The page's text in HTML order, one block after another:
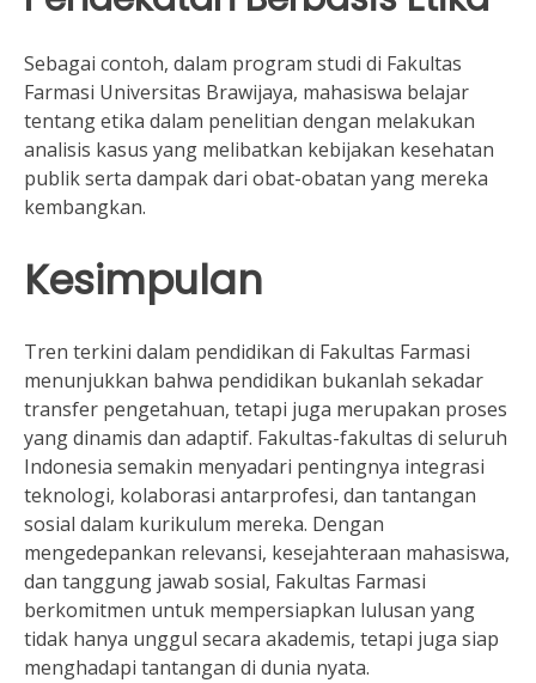
Sebagai contoh, dalam program studi di Fakultas
Farmasi Universitas Brawijaya, mahasiswa belajar
tentang etika dalam penelitian dengan melakukan
analisis kasus yang melibatkan kebijakan kesehatan
publik serta dampak dari obat-obatan yang mereka
kembangkan.
Kesimpulan
Tren terkini dalam pendidikan di Fakultas Farmasi
menunjukkan bahwa pendidikan bukanlah sekadar
transfer pengetahuan, tetapi juga merupakan proses
yang dinamis dan adaptif. Fakultas-fakultas di seluruh
Indonesia semakin menyadari pentingnya integrasi
teknologi, kolaborasi antarprofesi, dan tantangan
sosial dalam kurikulum mereka. Dengan
mengedepankan relevansi, kesejahteraan mahasiswa,
dan tanggung jawab sosial, Fakultas Farmasi
berkomitmen untuk mempersiapkan lulusan yang
tidak hanya unggul secara akademis, tetapi juga siap
menghadapi tantangan di dunia nyata.